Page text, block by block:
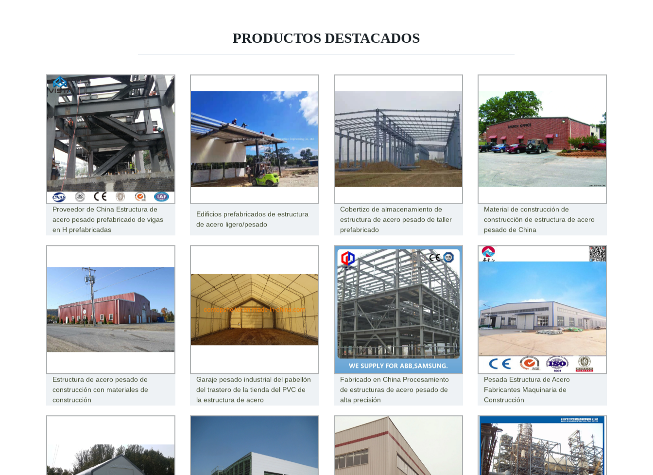
PRODUCTOS DESTACADOS
Proveedor de China Estructura de
acero pesado prefabricado de vigas
en H prefabricadas
Edificios prefabricados de estructura
de acero ligero/pesado
Cobertizo de almacenamiento de
estructura de acero pesado de taller
prefabricado
Material de construcción de
construcción de estructura de acero
pesado de China
Estructura de acero pesado de
construcción con materiales de
construcción
Garaje pesado industrial del pabellón
del trastero de la tienda del PVC de
la estructura de acero
Fabricado en China Procesamiento
de estructuras de acero pesado de
alta precisión
Pesada Estructura de Acero
Fabricantes Maquinaria de
Construcción